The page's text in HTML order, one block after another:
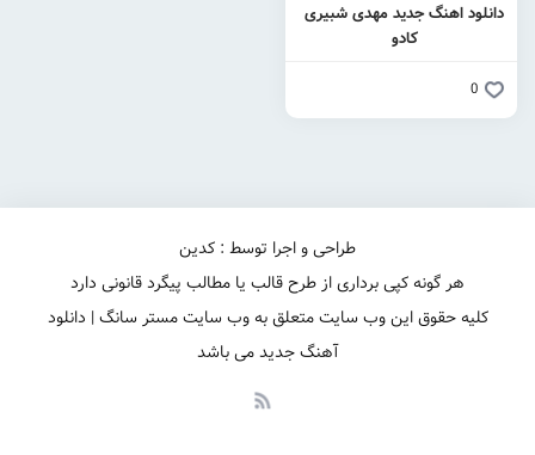
دانلود اهنگ جدید مهدی شبیری
کادو
0
طراحی و اجرا توسط : کدین
هر گونه کپی برداری از طرح قالب یا مطالب پیگرد قانونی دارد
کلیه حقوق این وب سایت متعلق به وب سایت مستر سانگ | دانلود
آهنگ جدید می باشد